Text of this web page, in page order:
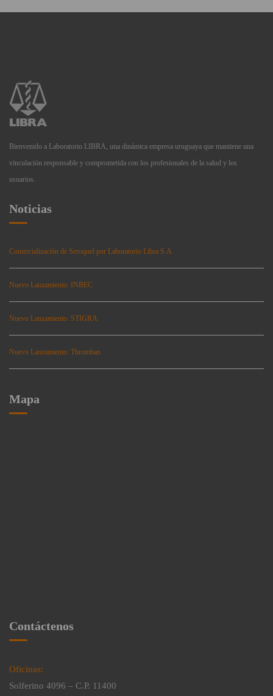
Bienvenido a Laboratorio LIBRA, una dinámica empresa uruguaya que mantiene una
vinculación responsable y comprometida con los profesionales de la salud y los
usuarios.
Noticias
Comercialización de Seroquel por Laboratorio Libra S.A.
Nuevo Lanzamiento: INBEC
Nuevo Lanzamiento: STIGRA
Nuevo Lanzamiento: Thromban
Mapa
Contáctenos
Oficinas:
Solferino 4096 – C.P. 11400